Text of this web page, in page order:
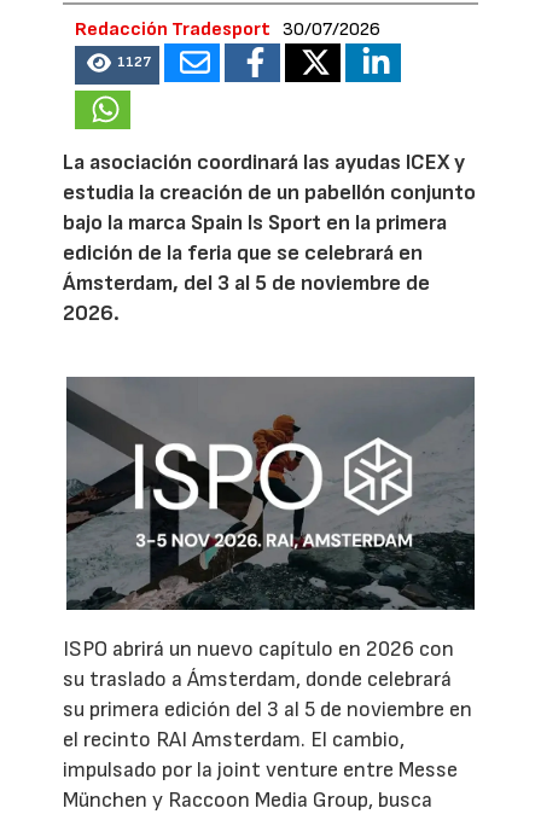
Redacción Tradesport 30/07/2026
1127
La asociación coordinará las ayudas ICEX y
estudia la creación de un pabellón conjunto
bajo la marca Spain Is Sport en la primera
edición de la feria que se celebrará en
Ámsterdam, del 3 al 5 de noviembre de
2026.
ISPO abrirá un nuevo capítulo en 2026 con
su traslado a Ámsterdam, donde celebrará
su primera edición del 3 al 5 de noviembre en
el recinto RAI Amsterdam. El cambio,
impulsado por la joint venture entre Messe
München y Raccoon Media Group, busca